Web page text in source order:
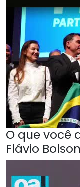
O que você
Flávio